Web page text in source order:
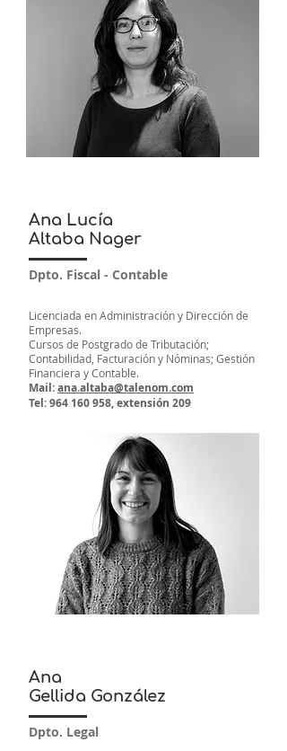
Ana Lucía
Altaba Nager
Dpto. Fiscal - Contable
Licenciada en Administración y Dirección de
Empresas.
Cursos de Postgrado de Tributación;
Contabilidad, Facturación y Nóminas; Gestión
Financiera y Contable.
Mail:ana.altaba@talenom.com
Tel:964 160 958, extensión 209
Ana
Gellida González
Dpto. Legal